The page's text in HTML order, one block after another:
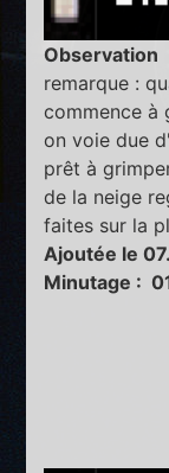
Observation
remarque :
commence à
on voie due
prêt à
de la neige
faites sur la
Ajoutée le
Minutage :